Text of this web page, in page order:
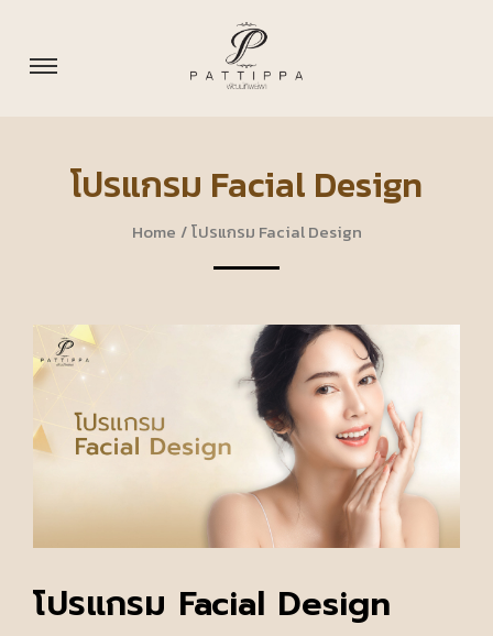
โปรแกรม Facial Design
Home /โปรแกรม Facial Design
โปรแกรม Facial Design